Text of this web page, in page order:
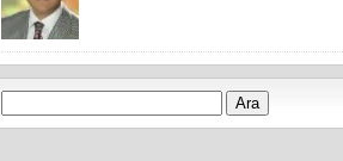
Arama: